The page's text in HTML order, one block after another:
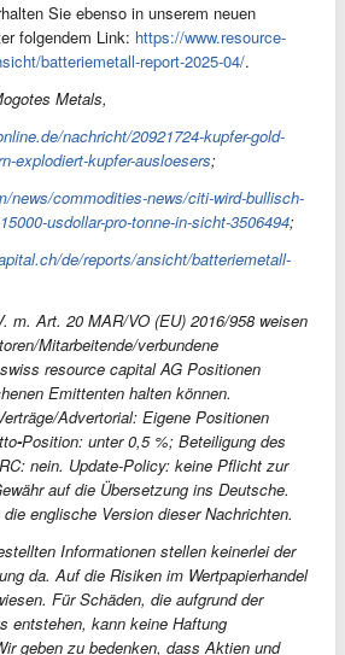
Sie ebenso in unserem neuen
folgendem Link: https://www.resource-
batteriemetall-report-2025-04/.
Metals,
nachricht/20921724-kupfer-gold-
explodiert-kupfer-ausloesers;
news/commodities-news/citi-wird-bullisch-
usdollar-pro-tonne-in-sicht-3506494;
de/reports/ansicht/batteriemetall-
m. Art. 20 MAR/VO (EU) 2016/958 weisen
Mitarbeitende/verbundene
resource capital AG Positionen
Emittenten halten können.
Advertorial: Eigene Positionen
-Position: unter 0,5 %; Beteiligung des
nein. Update-Policy: keine Pflicht zur
auf die Übersetzung ins Deutsche.
englische Version dieser Nachrichten.
Informationen stellen keinerlei der
da. Auf die Risiken im Wertpapierhandel
Für Schäden, die aufgrund der
entstehen, kann keine Haftung
geben zu bedenken, dass Aktien und